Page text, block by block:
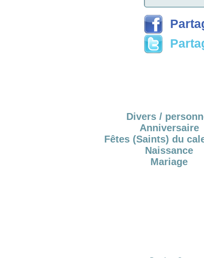
Divers /
Anniversaire
Fêtes (Saints) du
Naissance
Mariage